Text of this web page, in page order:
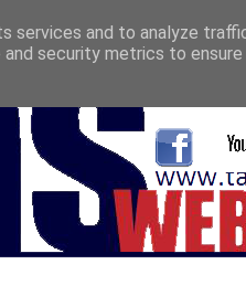
and to analyze
security metrics to